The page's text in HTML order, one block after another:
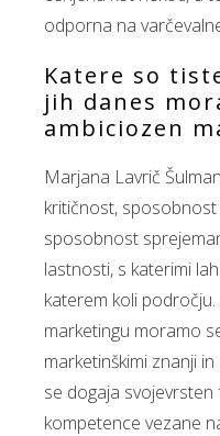
odporna na
Katere so
jih danes
ambiciozen
Marjana Lavrič
kritičnost,
sposobnost
lastnosti, s katerimi
katerem koli
marketingu moramo
marketinškimi znanji
se dogaja
kompetence vezane